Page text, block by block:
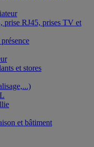
prise RJ45, prises TV et
et stores
et bâtiment